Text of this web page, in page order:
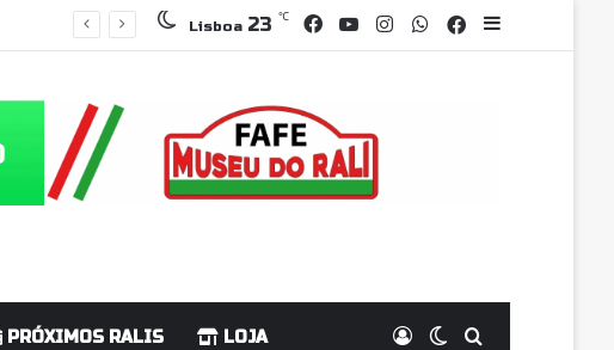
Lisboa 23 ℃ Facebook
YouTube
Instagram
WhatsApp
GrupoSidebar
PRÓXIMOS RALIS LOJA Log InSwitch skin